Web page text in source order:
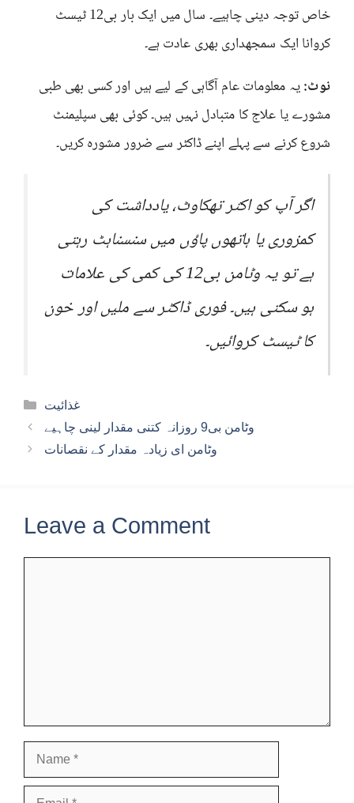
خاص توجہ دینی چاہیے۔ سال میں ایک بار بی12 ٹیسٹ
کروانا ایک سمجھداری بھری عادت ہے۔
نوٹ:یہ معلومات عام آگاہی کے لیے ہیں اور کسی بھی طبی
مشورے یا علاج کا متبادل نہیں ہیں۔ کوئی بھی سپلیمنٹ
شروع کرنے سے پہلے اپنے ڈاکٹر سے ضرور مشورہ کریں۔
اگر آپ کو اکثر تھکاوٹ، یادداشت کی
کمزوری یا ہاتھوں پاؤں میں سنسناہٹ رہتی
ہے تو یہ وٹامن بی12 کی کمی کی علامات
ہو سکتی ہیں۔ فوری ڈاکٹر سے ملیں اور خون
کا ٹیسٹ کروائیں۔
Categories
غذائیت
وٹامن بی9 روزانہ کتنی مقدار لینی چاہیے
وٹامن ای زیادہ مقدار کے نقصانات
Leave a Comment
Name
Email